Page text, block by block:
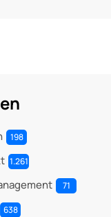
198
1.261
71
638